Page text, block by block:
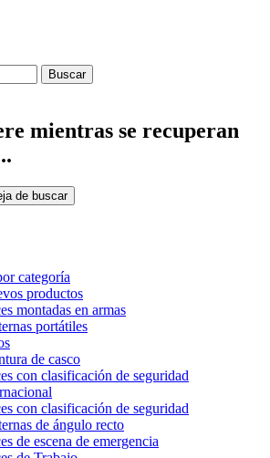
mientras se recuperan
de buscar
categoría
productos
montadas en armas
portátiles
de casco
con clasificación de seguridad
con clasificación de seguridad
de ángulo recto
de escena de emergencia